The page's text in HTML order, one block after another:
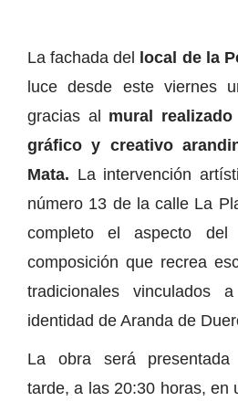
La fachada del local de la
luce desde este viernes
gracias al mural
gráfico y creativo
Mata. La intervención
número 13 de la calle La
completo el aspecto
composición que recrea
tradicionales
identidad de Aranda de
La obra será presentada
tarde, a las 20:30 horas, en